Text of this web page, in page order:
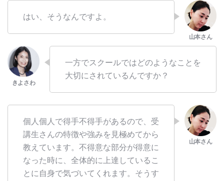
はい、そうなんですよ。
一方でスクールではどのようなことを
大切にされているんですか？
個人個人で得手不得手があるので、受
講生さんの特徴や強みを見極めてから
教えています。不得意な部分が得意に
なった時に、全体的に上達しているこ
とに自身で気づいてくれます。そうす